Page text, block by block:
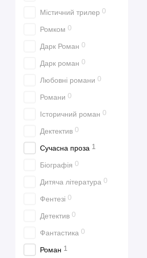
Містичний трилер 0
Ромком 0
Дарк Роман 0
Дарк роман 0
Любовні романи 0
Романи 0
Історичний роман 0
Дектектив 0
Сучасна проза 1
Біографія 0
Дитяча література 0
Фентезі 0
Детектив 0
Фантастика 0
Роман 1